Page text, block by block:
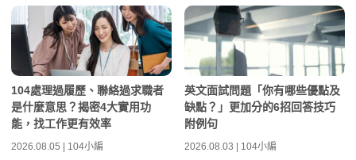
104處理過履歷、聯絡過求職者
是什麼意思？揭密4大實用功
能，找工作更有效率
2026.08.05 | 104小編
英文面試問題「你有哪些優點及
缺點？」更加分的6招回答技巧
附例句
2026.08.03 | 104小編